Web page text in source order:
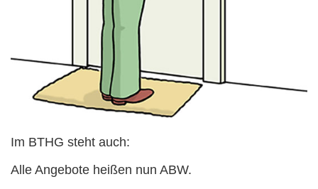
Im BTHG steht auch:
Alle Angebote heißen nun ABW.